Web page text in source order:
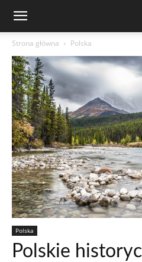
Strona główna Polska
Polska
Polskie